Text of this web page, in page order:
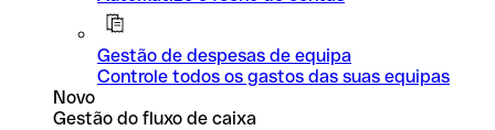
Gestão de despesas de equipa
Controle todos os gastos das suas equipas
Novo
Gestão do fluxo de caixa